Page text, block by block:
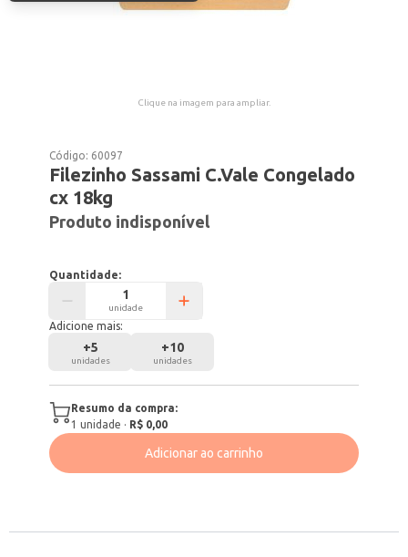
Clique na imagem para ampliar.
Código: 60097
Filezinho Sassami C.Vale Congelado
cx 18kg
Produto indisponível
Quantidade:
unidade
Adicione mais:
+5
unidades
+10
unidades
Resumo da compra:
1 unidade · R$ 0,00
Adicionar ao carrinho